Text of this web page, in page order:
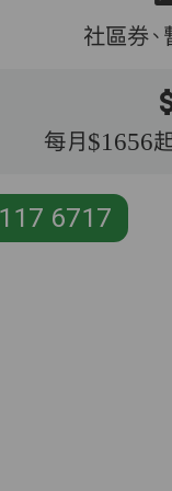
社區券
每月$1656
6717